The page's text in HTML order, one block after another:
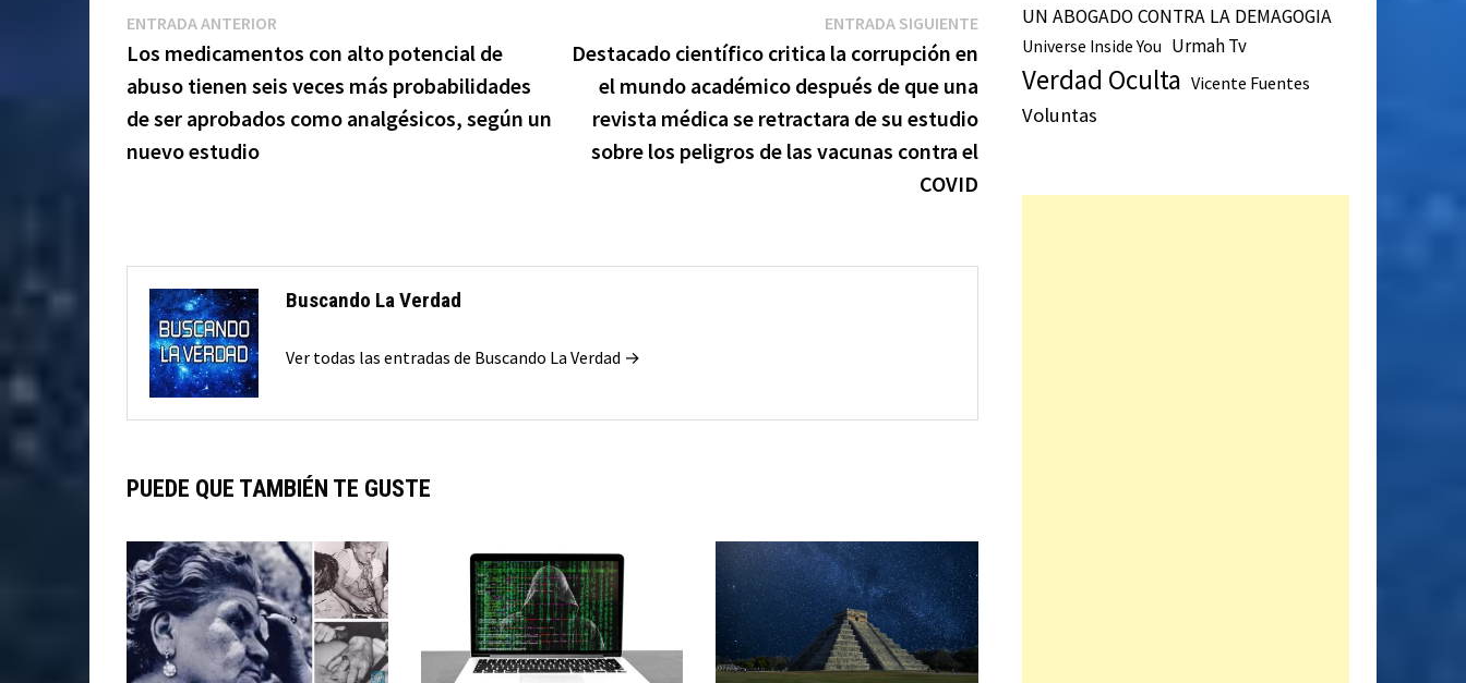
Navegación
de
entradas
ENTRADA ANTERIOREntrada
anterior:
Los medicamentos con alto potencial de
abuso tienen seis veces más probabilidades
de ser aprobados como analgésicos, según un
nuevo estudio
ENTRADA SIGUIENTEEntrada
siguiente:
Destacado científico critica la corrupción en
el mundo académico después de que una
revista médica se retractara de su estudio
sobre los peligros de las vacunas contra el
COVID
Buscando La Verdad
Ver todas las entradas de Buscando La Verdad →
PUEDE QUE TAMBIÉN TE GUSTE
UN ABOGADO CONTRA LA DEMAGOGIA
Universe Inside You Urmah Tv
Verdad Oculta Vicente Fuentes
Voluntas